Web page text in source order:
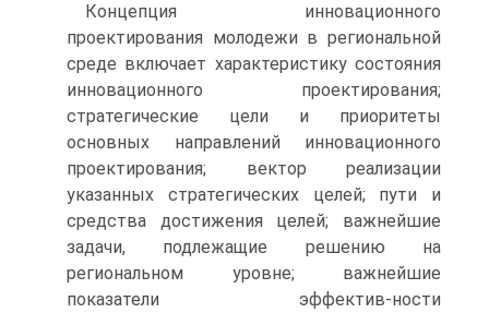
Концепция инновационного
проектирования молодежи в региональной
среде включает характеристику состояния
инновационного проектирования;
стратегические цели и приоритеты
основных направлений инновационного
проектирования; вектор реализации
указанных стратегических целей; пути и
средства достижения целей; важнейшие
задачи, подлежащие решению на
региональном уровне; важнейшие
показатели эффектив-ности